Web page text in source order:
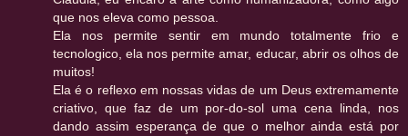
que nos eleva como pessoa.
Ela nos permite sentir em mundo totalmente frio e
tecnologico, ela nos permite amar, educar, abrir os olhos de
muitos!
Ela é o reflexo em nossas vidas de um Deus extremamente
criativo, que faz de um por-do-sol uma cena linda, nos
dando assim esperança de que o melhor ainda está por